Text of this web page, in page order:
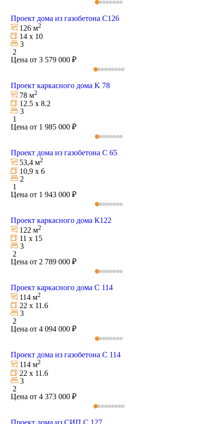
Проект дома из газобетона С126
126 м2
14 х 10
3
2
Цена от 3 579 000 ₽
Проект каркасного дома K 78
78 м2
12.5 х 8.2
3
1
Цена от 1 985 000 ₽
Проект дома из газобетона С 65
53,4 м2
10,9 х 6
2
1
Цена от 1 943 000 ₽
Проект каркасного дома К122
122 м2
11 х 15
3
2
Цена от 2 789 000 ₽
Проект каркасного дома С 114
114 м2
22 х 11.6
3
2
Цена от 4 094 000 ₽
Проект дома из газобетона С 114
114 м2
22 х 11.6
3
2
Цена от 4 373 000 ₽
Проект дома из СИП С 127